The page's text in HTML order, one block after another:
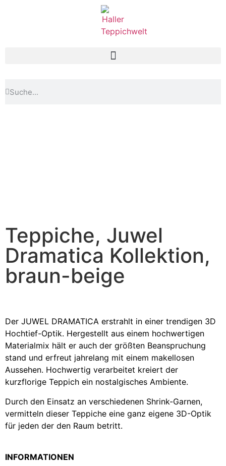
Teppiche, Juwel
Dramatica Kollektion,
braun-beige
Der JUWEL DRAMATICA erstrahlt in einer trendigen 3D
Hochtief-Optik. Hergestellt aus einem hochwertigen
Materialmix hält er auch der größten Beanspruchung
stand und erfreut jahrelang mit einem makellosen
Aussehen. Hochwertig verarbeitet kreiert der
kurzflorige Teppich ein nostalgisches Ambiente.
Durch den Einsatz an verschiedenen Shrink-Garnen,
vermitteln dieser Teppiche eine ganz eigene 3D-Optik
für jeden der den Raum betritt.
INFORMATIONEN